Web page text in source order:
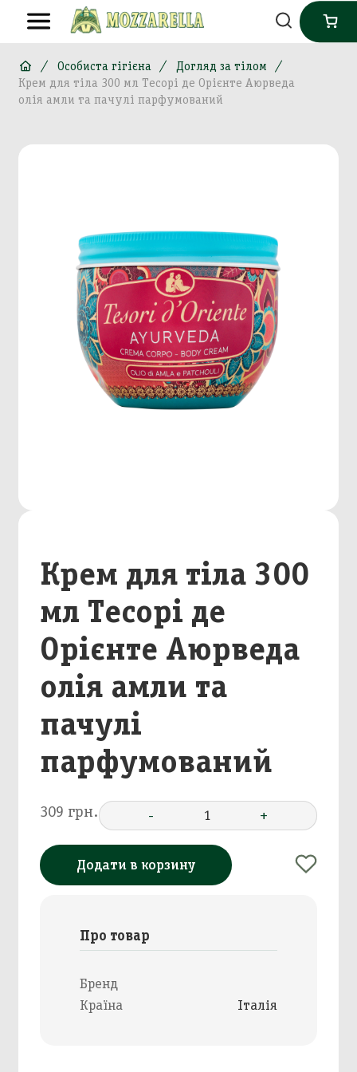
Особиста гігієна
Догляд за тілом
Крем для тіла 300 мл Тесорі де Орієнте Аюрведа
олія амли та пачулі парфумований
Крем для тіла 300
мл Тесорі де
Орієнте Аюрведа
олія амли та
пачулі
парфумований
309 грн. - 1 +
Додати в корзину
Про товар
Бренд
Країна
Італія